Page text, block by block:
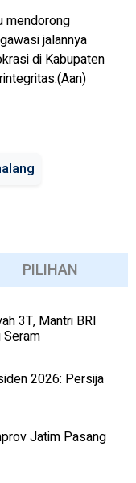
mendorong
jalannya
di Kabupaten
PILIHAN
3T, Mantri BRI
Seram
2026: Persija
Jatim Pasang